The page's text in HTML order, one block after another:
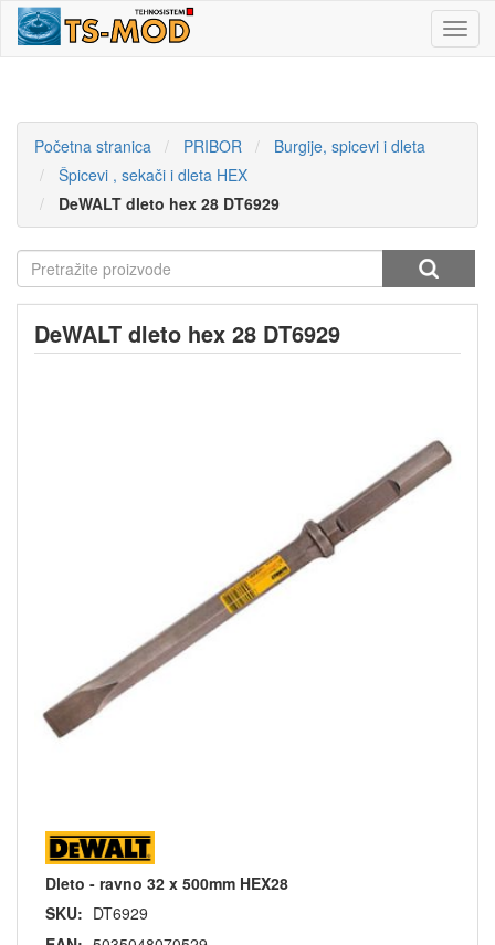
Početna stranica PRIBOR
Burgije, spicevi i dleta
Špicevi , sekači i dleta HEX
DeWALT dleto hex 28 DT6929
DeWALT dleto hex 28 DT6929
Dleto - ravno 32 x 500mm HEX28
SKU: DT6929